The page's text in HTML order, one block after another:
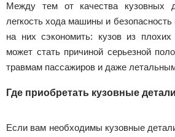
Между тем от качества кузовных
легкость хода машины и
на них сэкономить: кузов из
может стать причиной серьезной
травмам пассажиров и даже
Где приобретать кузовные
Если вам необходимы кузовные